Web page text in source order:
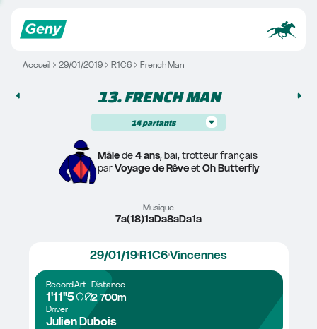
Accueil 29/01/2019 R1C6 French Man
13. FRENCH MAN
14 partants
Mâle de 4 ans, bai, trotteur français
par Voyage de Rêve et Oh Butterfly
Musique
7a(18)1aDa8aDa1a
29/01/19R1C6Vincennes
Record
1'11"5
Art. Distance
2 700m
Driver
Julien Dubois